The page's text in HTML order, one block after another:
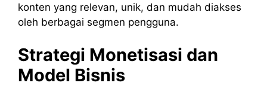
konten yang relevan, unik, dan mudah diakses
oleh berbagai segmen pengguna.
Strategi Monetisasi dan
Model Bisnis